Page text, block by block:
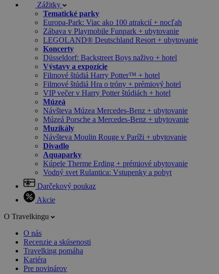
Zážitky
Tematické parky
Europa-Park: Viac ako 100 atrakcií + nocľah
Zábava v Playmobile Funpark + ubytovanie
LEGOLAND® Deutschland Resort + ubytovanie
Koncerty
Düsseldorf: Backstreet Boys naživo + hotel
Výstavy a expozície
Filmové štúdiá Harry Potter™ + hotel
Filmové štúdiá Hra o tróny + prémiový hotel
VIP večer v Harry Potter štúdiách + hotel
Múzeá
Návšteva Múzea Mercedes-Benz + ubytovanie
Múzeá Porsche a Mercedes-Benz + ubytovanie
Muzikály
Návšteva Moulin Rouge v Paríži + ubytovanie
Divadlo
Aquaparky
Kúpele Therme Erding + prémiové ubytovanie
Vodný svet Rulantica: Vstupenky a pobyt
Darčekový poukaz
Akcie
O Travelkingu
O nás
Recenzie a skúsenosti
Travelking pomáha
Kariéra
Pre novinárov